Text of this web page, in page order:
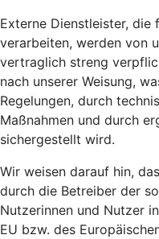
Externe Dienstleister,
verarbeiten, werden von
vertraglich streng
nach unserer Weisung,
Regelungen, durch
Maßnahmen und durch
sichergestellt wird.
Wir weisen darauf hin,
durch die Betreiber der
Nutzerinnen und Nutzer
EU bzw. des